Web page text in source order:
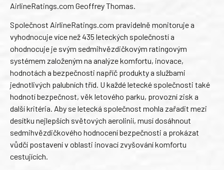
AirlineRatings.com Geoffrey Thomas.
Společnost AirlineRatings.com pravidelně monitoruje a
vyhodnocuje více než 435 leteckých společností a
ohodnocuje je svým sedmihvězdičkovým ratingovým
systémem založeným na analýze komfortu, inovace,
hodnotách a bezpečnosti napříč produkty a službami
jednotlivých palubních tříd. U každé letecké společnosti také
hodnotí bezpečnost, věk letového parku, provozní zisk a
další kritéria. Aby se letecká společnost mohla zařadit mezi
desítku nejlepších světových aerolinií, musí dosáhnout
sedmihvězdičkového hodnocení bezpečnosti a prokázat
vůdčí postavení v oblasti inovací zvyšování komfortu
cestujících.